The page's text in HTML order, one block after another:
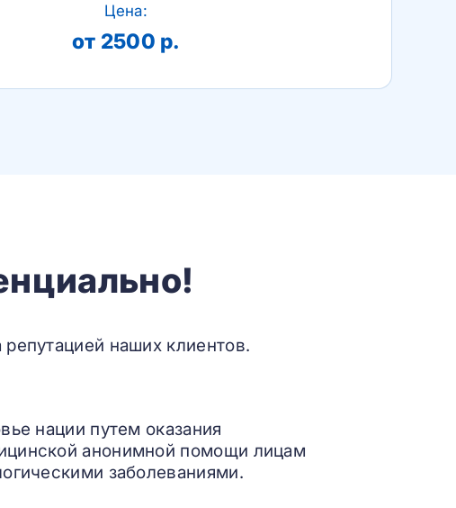
Цена:
от 2500 р.
наших клиентов.
нации путем оказания
анонимной помощи лицам
заболеваниями.